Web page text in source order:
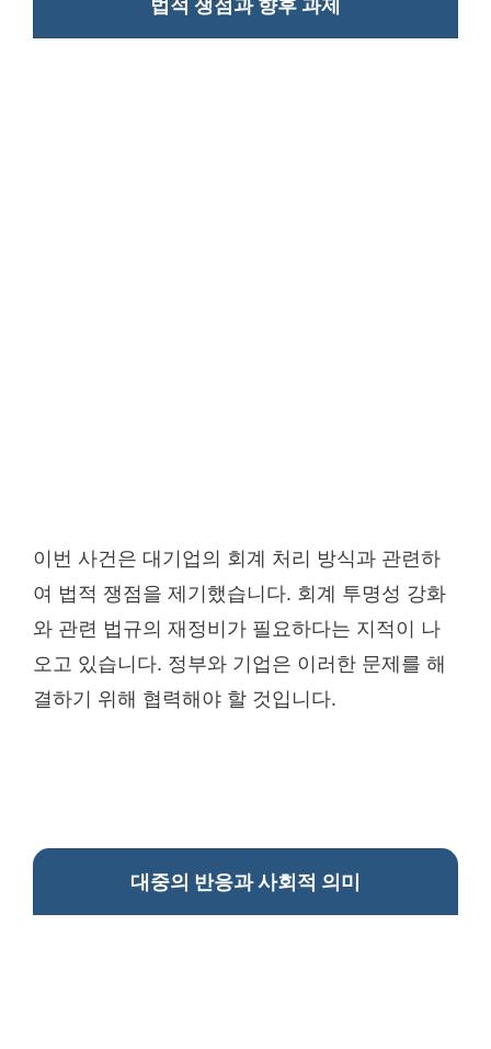
법적 쟁점과 향후 과제
이번 사건은 대기업의 회계 처리 방식과 관련하
여 법적 쟁점을 제기했습니다. 회계 투명성 강화
와 관련 법규의 재정비가 필요하다는 지적이 나
오고 있습니다. 정부와 기업은 이러한 문제를 해
결하기 위해 협력해야 할 것입니다.
대중의 반응과 사회적 의미